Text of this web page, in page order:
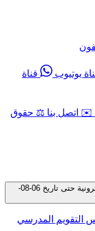
يوتيوب
قناة
✉️ اتصل بنا ⚖️ حقوق
جميع الملفات المتوفرة في قسم الاختبارات الإلكترونية حتى تاريخ 06-08-
التقويم المدرسي